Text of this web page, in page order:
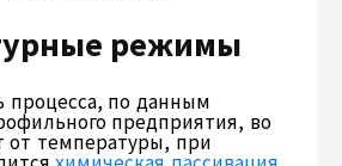
режимы
процесса, по данным
предприятия, во
от температуры, при